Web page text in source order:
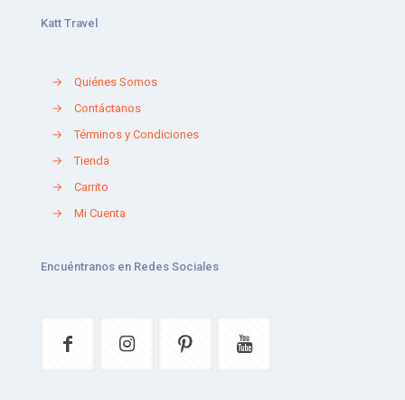
Katt Travel
→
Quiénes Somos
→
Contáctanos
→
Términos y Condiciones
→
Tienda
→
Carrito
→
Mi Cuenta
Encuéntranos en Redes Sociales